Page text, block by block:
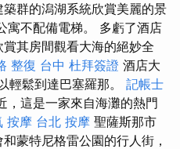
群的潟湖系統欣賞美麗的景
寓不配備電梯。 多虧了酒店
其房間觀看大海的絕妙全
整復 台中 杜拜簽證 酒店大
輕鬆到達巴塞羅那。 記帳士
，這是一家來自海灘的熱門
按摩 台北 按摩 聖薩斯那市
蒙特尼格雷公園的行人街，